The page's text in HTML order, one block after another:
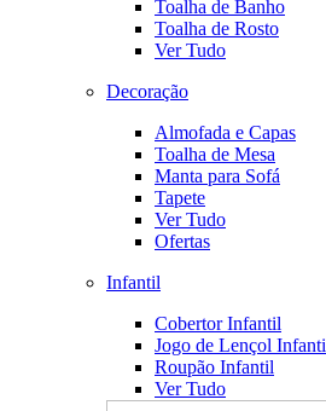
Toalha de Banho
Toalha de Rosto
Ver Tudo
Decoração
Almofada e Capas
Toalha de Mesa
Manta para Sofá
Tapete
Ver Tudo
Ofertas
Infantil
Cobertor Infantil
Jogo de Lençol
Roupão Infantil
Ver Tudo